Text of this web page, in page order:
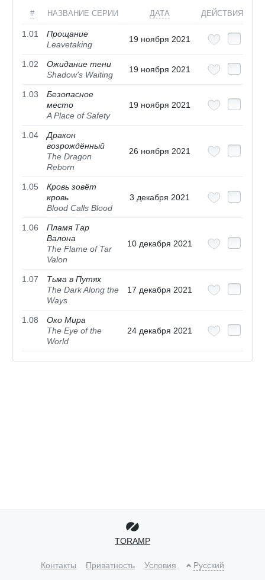
# НАЗВАНИЕ СЕРИИ ДАТА ДЕЙСТВИЯ
1.01
Прощание
Leavetaking
19 ноября 2021
1.02
Ожидание тени
Shadow's Waiting
19 ноября 2021
1.03
Безопасное
место
A Place of Safety
19 ноября 2021
1.04
Дракон
возрождённый
The Dragon
Reborn
26 ноября 2021
1.05
Кровь зовёт
кровь
Blood Calls Blood
3 декабря 2021
1.06
Пламя Тар
Валона
The Flame of Tar
Valon
10 декабря 2021
1.07
Тьма в Путях
The Dark Along the
Ways
17 декабря 2021
1.08
Око Мира
The Eye of the
World
24 декабря 2021
TORAMP
Контакты Приватность Условия Русский